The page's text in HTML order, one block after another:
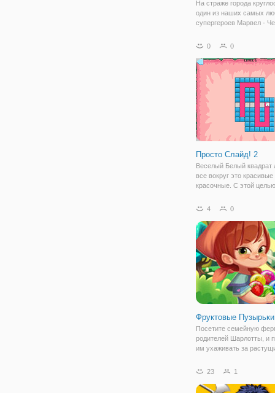
На страже города
один из наших самых
супергероев Марвел -
опасность от
прибыл с более
0 0
Просто Слайд! 2
Веселый Белый квадрат
все вокруг это красивые
красочные. С этой
уровень игры просто
красивый цвет. Но он не
предвидел, что
4 0
Фруктовые Пузырьки
Посетите семейную
родителей Шарлотты, и
им ухаживать за
Но помогать мы будем
именно - логическим
23 1